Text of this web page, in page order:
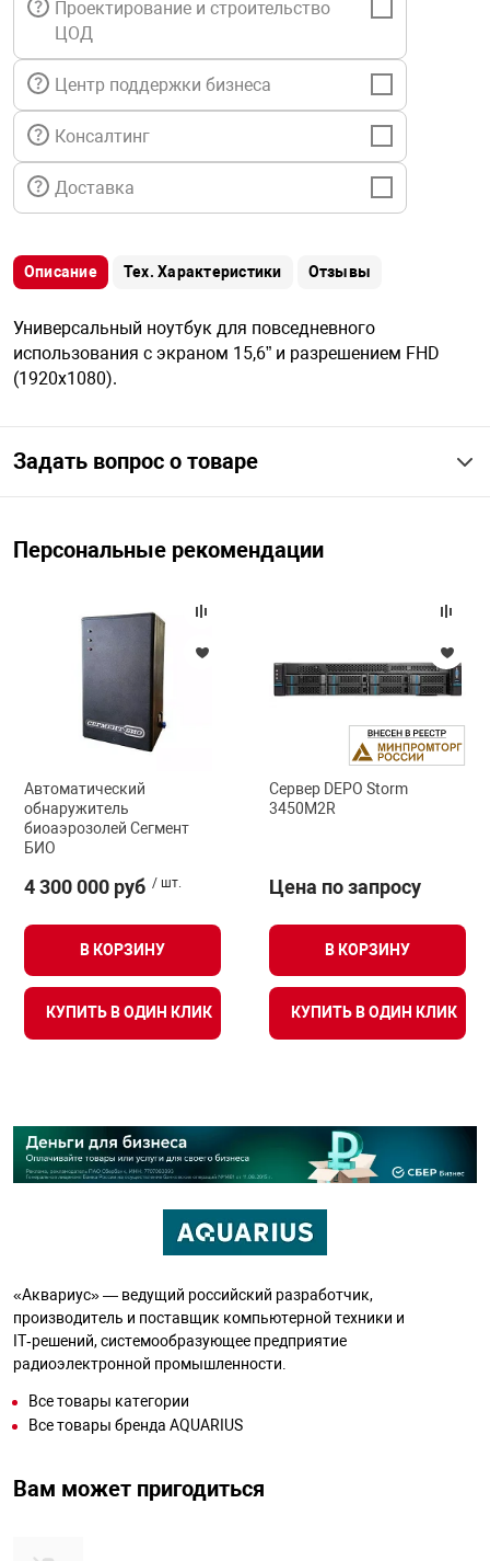
техника
автомобили
информации
техника
средства охраны
ключи
безопасность
оборудование
Проектирование и строительство
ЦОД
Центр поддержки бизнеса
Консалтинг
Доставка
Описание Тех. Характеристики Отзывы
Универсальный ноутбук для повседневного
использования с экраном 15,6” и разрешением FHD
(1920x1080).
Задать вопрос о товаре
Персональные рекомендации
Автоматический
обнаружитель
биоаэрозолей Сегмент
БИО
4 300 000 руб / шт.
В КОРЗИНУ
КУПИТЬ В ОДИН КЛИК
Сервер DEPO Storm
3450M2R
Цена по запросу
В КОРЗИНУ
КУПИТЬ В ОДИН КЛИК
«Аквариус» — ведущий российский разработчик,
производитель и поставщик компьютерной техники и
IT‑решений, системообразующее предприятие
радиоэлектронной промышленности.
Все товары категории
Все товары бренда AQUARIUS
Вам может пригодиться